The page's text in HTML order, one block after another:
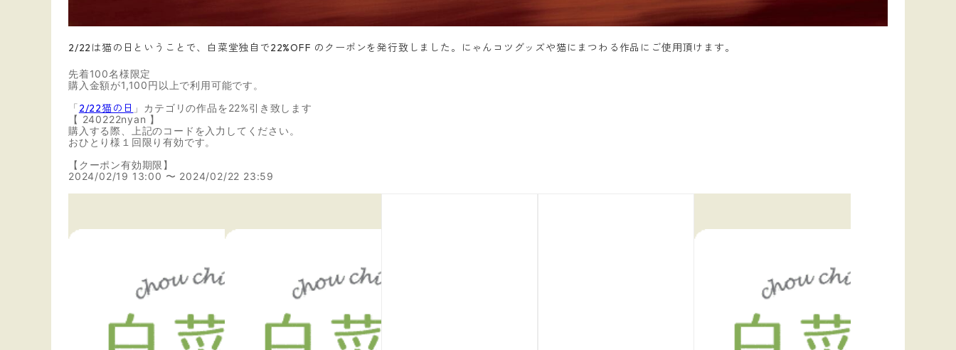
2/22は猫の日ということで、白菜堂独自で22%OFF のクーポンを発行致しました。にゃんコツグッズや猫にまつわる作品にご使用頂けます。
先着100名様限定
購入金額が1,100円以上で利用可能です。
「2/22猫の日 」カテゴリの作品を22%引き致します
【 240222nyan 】
購入する際、上記のコードを入力してください。
おひとり様１回限り有効です。
【クーポン有効期限】
2024/02/19 13:00 〜 2024/02/22 23:59